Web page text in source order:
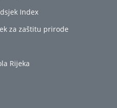
Index
za zaštitu prirode
Rijeka